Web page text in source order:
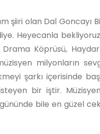
şiiri olan Dal Goncayı
Heyecanla bekliyoruz.
Köprüsü,
milyonların
şarkı içerisinde
bir iştir.
bile en güzel